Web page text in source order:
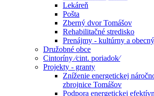
Lekáreň
Pošta
Zberný dvor Tomášov
Rehabilitačné stredisko
Prenájmy - kultúrny a
Družobné obce
Cintoríny ⁄cint. poriadok⁄
Projekty - granty
Zníženie energetickej
zbrojnice Tomášov
Podpora energetickej